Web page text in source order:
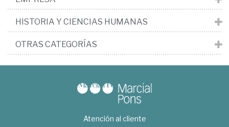
HISTORIA Y CIENCIAS HUMANAS
OTRAS CATEGORÍAS
Atención al cliente